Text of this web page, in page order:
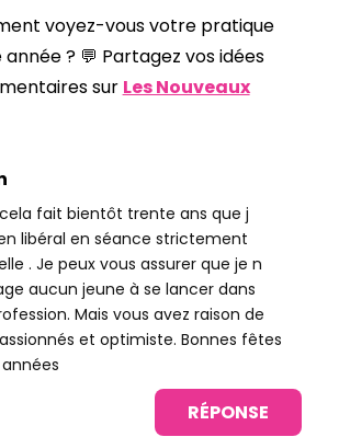
voyez-vous votre pratique
? 💬 Partagez vos idées
sur Les Nouveaux
fait bientôt trente ans que j
libéral en séance strictement
. Je peux vous assurer que je n
aucun jeune à se lancer dans
Mais vous avez raison de
et optimiste. Bonnes fêtes
RÉPONSE